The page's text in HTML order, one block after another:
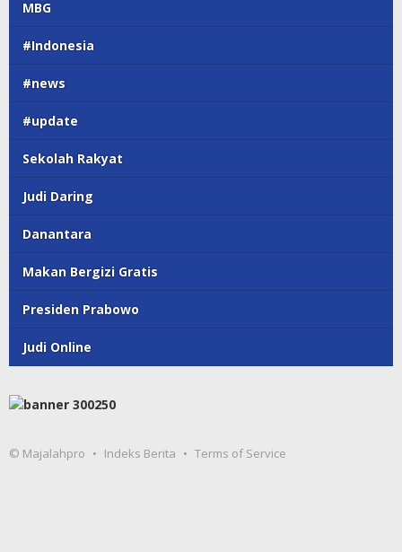
MBG
#Indonesia
#news
#update
Sekolah Rakyat
Judi Daring
Danantara
Makan Bergizi Gratis
Presiden Prabowo
Judi Online
© Majalahpro Indeks Berita Terms of Service